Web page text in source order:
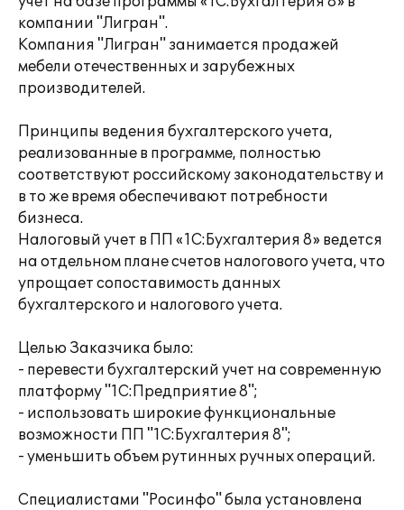
компании "Лигран".
Компания "Лигран" занимается продажей
мебели отечественных и зарубежных
производителей.
Принципы ведения бухгалтерского учета,
реализованные в программе, полностью
соответствуют российскому законодательству и
в то же время обеспечивают потребности
бизнеса.
Налоговый учет в ПП «1С:Бухгалтерия 8» ведется
на отдельном плане счетов налогового учета, что
упрощает сопоставимость данных
бухгалтерского и налогового учета.
Целью Заказчика было:
- перевести бухгалтерский учет на современную
платформу "1С:Предприятие 8";
- использовать широкие функциональные
возможности ПП "1С:Бухгалтерия 8";
- уменьшить объем рутинных ручных операций.
Специалистами "Росинфо" была установлена